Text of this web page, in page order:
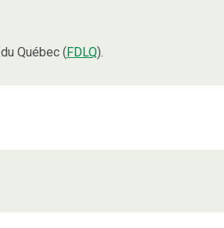
Québec (FDLQ).